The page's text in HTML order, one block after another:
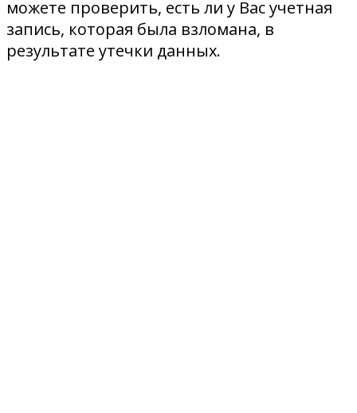
можете проверить, есть ли у Вас учетная
запись, которая была взломана, в
результате утечки данных.